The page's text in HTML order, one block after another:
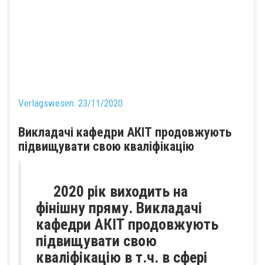
Verlagswesen: 23/11/2020
Викладачі кафедри АКІТ продовжують
підвищувати свою кваліфікацію
2020 рік виходить на
фінішну пряму. Викладачі
кафедри АКІТ продовжують
підвищувати свою
кваліфікацію в т.ч. в сфері